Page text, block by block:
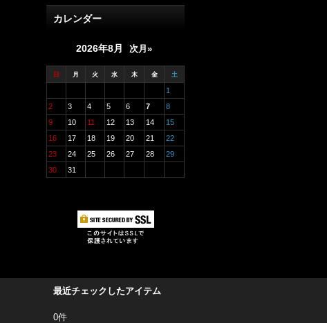
カレンダー
2026年8月 次月»
日 月 火 水 木 金 土
1
2
3 4 5 6 7
8
9
10 11 12 13 14
15
16
17 18 19 20 21
22
23
24 25 26 27 28
29
30
31
最近チェックしたアイテム
0件